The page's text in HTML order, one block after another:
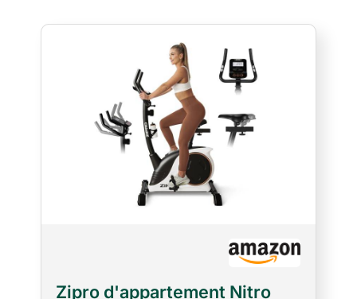
Zipro d'appartement Nitro